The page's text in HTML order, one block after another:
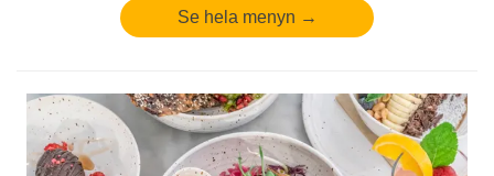
Se hela menyn →